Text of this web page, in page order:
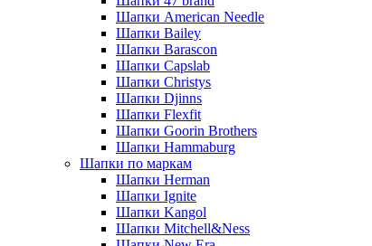
Шапки American Needle
Шапки Bailey
Шапки Barascon
Шапки Capslab
Шапки Christys
Шапки Djinns
Шапки Flexfit
Шапки Goorin Brothers
Шапки Hammaburg
Шапки по маркам
Шапки Herman
Шапки Ignite
Шапки Kangol
Шапки Mitchell&Ness